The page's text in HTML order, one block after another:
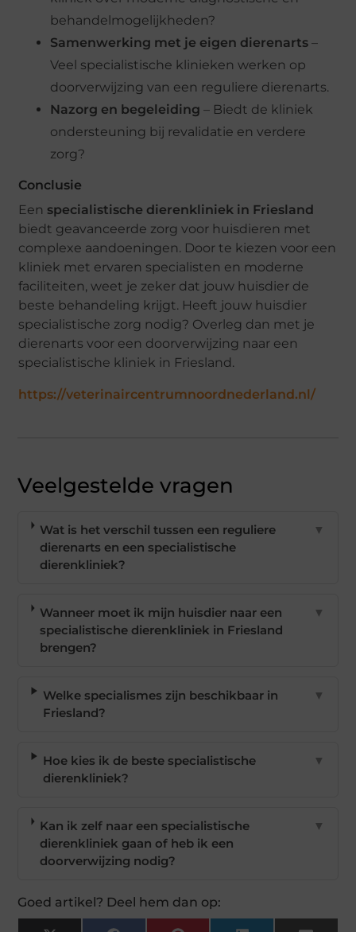
behandelmogelijkheden?
Samenwerking met je eigen dierenarts –
Veel specialistische klinieken werken op
doorverwijzing van een reguliere dierenarts.
Nazorg en begeleiding – Biedt de kliniek
ondersteuning bij revalidatie en verdere
zorg?
Conclusie
Een specialistische dierenkliniek in Friesland
biedt geavanceerde zorg voor huisdieren met
complexe aandoeningen. Door te kiezen voor een
kliniek met ervaren specialisten en moderne
faciliteiten, weet je zeker dat jouw huisdier de
beste behandeling krijgt. Heeft jouw huisdier
specialistische zorg nodig? Overleg dan met je
dierenarts voor een doorverwijzing naar een
specialistische kliniek in Friesland.
https://veterinaircentrumnoordnederland.nl/
Veelgestelde vragen
Wat is het verschil tussen een reguliere
dierenarts en een specialistische
dierenkliniek?
▼
Wanneer moet ik mijn huisdier naar een
specialistische dierenkliniek in Friesland
brengen?
▼
Welke specialismes zijn beschikbaar in
Friesland?
▼
Hoe kies ik de beste specialistische
dierenkliniek?
▼
Kan ik zelf naar een specialistische
dierenkliniek gaan of heb ik een
doorverwijzing nodig?
▼
Goed artikel? Deel hem dan op: